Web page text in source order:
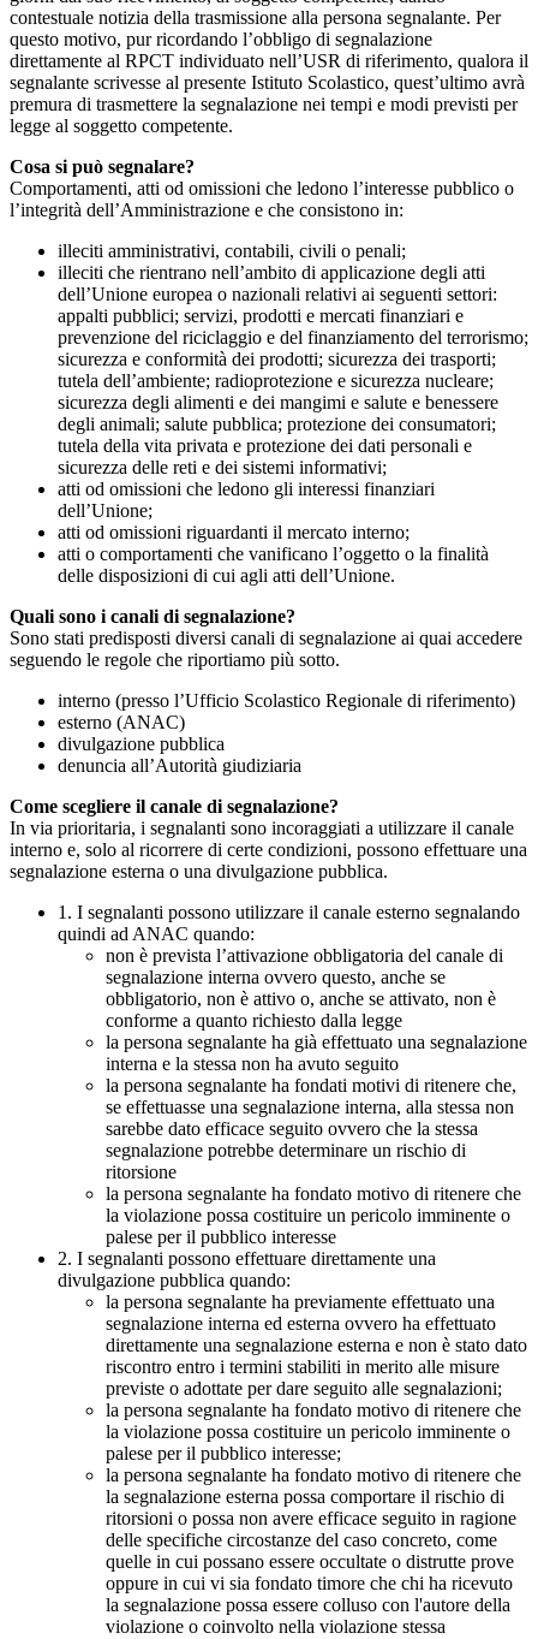
contestuale notizia della trasmissione alla persona segnalante. Per
questo motivo, pur ricordando l’obbligo di segnalazione
direttamente al RPCT individuato nell’USR di riferimento, qualora il
segnalante scrivesse al presente Istituto Scolastico, quest’ultimo avrà
premura di trasmettere la segnalazione nei tempi e modi previsti per
legge al soggetto competente.
Cosa si può segnalare?
Comportamenti, atti od omissioni che ledono l’interesse pubblico o
l’integrità dell’Amministrazione e che consistono in:
illeciti amministrativi, contabili, civili o penali;
illeciti che rientrano nell’ambito di applicazione degli atti
dell’Unione europea o nazionali relativi ai seguenti settori:
appalti pubblici; servizi, prodotti e mercati finanziari e
prevenzione del riciclaggio e del finanziamento del terrorismo;
sicurezza e conformità dei prodotti; sicurezza dei trasporti;
tutela dell’ambiente; radioprotezione e sicurezza nucleare;
sicurezza degli alimenti e dei mangimi e salute e benessere
degli animali; salute pubblica; protezione dei consumatori;
tutela della vita privata e protezione dei dati personali e
sicurezza delle reti e dei sistemi informativi;
atti od omissioni che ledono gli interessi finanziari
dell’Unione;
atti od omissioni riguardanti il mercato interno;
atti o comportamenti che vanificano l’oggetto o la finalità
delle disposizioni di cui agli atti dell’Unione.
Quali sono i canali di segnalazione?
Sono stati predisposti diversi canali di segnalazione ai quai accedere
seguendo le regole che riportiamo più sotto.
interno (presso l’Ufficio Scolastico Regionale di riferimento)
esterno (ANAC)
divulgazione pubblica
denuncia all’Autorità giudiziaria
Come scegliere il canale di segnalazione?
In via prioritaria, i segnalanti sono incoraggiati a utilizzare il canale
interno e, solo al ricorrere di certe condizioni, possono effettuare una
segnalazione esterna o una divulgazione pubblica.
1. I segnalanti possono utilizzare il canale esterno segnalando
quindi ad ANAC quando:
non è prevista l’attivazione obbligatoria del canale di
segnalazione interna ovvero questo, anche se
obbligatorio, non è attivo o, anche se attivato, non è
conforme a quanto richiesto dalla legge
la persona segnalante ha già effettuato una segnalazione
interna e la stessa non ha avuto seguito
la persona segnalante ha fondati motivi di ritenere che,
se effettuasse una segnalazione interna, alla stessa non
sarebbe dato efficace seguito ovvero che la stessa
segnalazione potrebbe determinare un rischio di
ritorsione
la persona segnalante ha fondato motivo di ritenere che
la violazione possa costituire un pericolo imminente o
palese per il pubblico interesse
2. I segnalanti possono effettuare direttamente una
divulgazione pubblica quando:
la persona segnalante ha previamente effettuato una
segnalazione interna ed esterna ovvero ha effettuato
direttamente una segnalazione esterna e non è stato dato
riscontro entro i termini stabiliti in merito alle misure
previste o adottate per dare seguito alle segnalazioni;
la persona segnalante ha fondato motivo di ritenere che
la violazione possa costituire un pericolo imminente o
palese per il pubblico interesse;
la persona segnalante ha fondato motivo di ritenere che
la segnalazione esterna possa comportare il rischio di
ritorsioni o possa non avere efficace seguito in ragione
delle specifiche circostanze del caso concreto, come
quelle in cui possano essere occultate o distrutte prove
oppure in cui vi sia fondato timore che chi ha ricevuto
la segnalazione possa essere colluso con l'autore della
violazione o coinvolto nella violazione stessa